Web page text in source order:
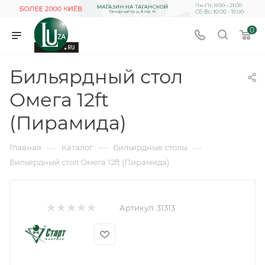
0
Бильярдный стол
Омега 12ft
(Пирамида)
Главная — Каталог — Бильярдные столы —
Бильярдный стол Омега 12ft (Пирамида)
Артикул: 31313